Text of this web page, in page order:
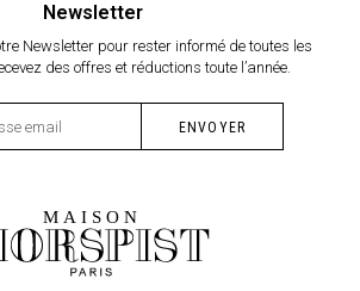
Newsletter
Newsletter pour rester informé de toutes les
des offres et réductions toute l’année.